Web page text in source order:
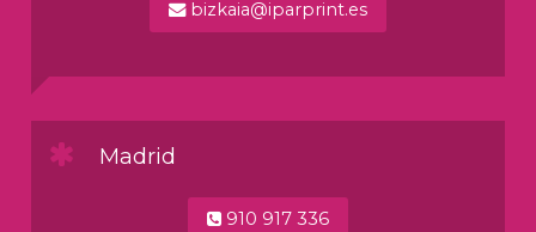
bizkaia@iparprint.es
Madrid
910 917 336